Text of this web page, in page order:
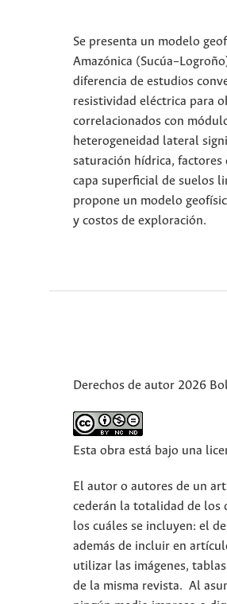
Se presenta un modelo
Amazónica
diferencia de estudios
resistividad eléctrica para
correlacionados con
heterogeneidad lateral
saturación hídrica, factores
capa superficial de suelos
propone un modelo
y costos de exploración.
Derechos de autor 2026
Esta obra está bajo una
El autor o autores de un
cederán la totalidad de los
los cuáles se incluyen: el
además de incluir en
utilizar las imágenes,
de la misma revista. Al